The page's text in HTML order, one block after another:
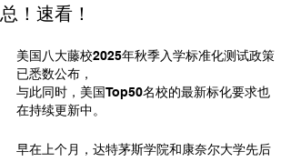
总！速看！
美国八大藤校2025年秋季入学标准化测试政策
已悉数公布，
与此同时，美国Top50名校的最新标化要求也
在持续更新中。
早在上个月，达特茅斯学院和康奈尔大学先后